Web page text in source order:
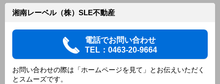
湘南レーベル（株）SLE不動産
電話でお問い合わせ
TEL：0463-20-9664
お問い合わせの際は「ホームページを見て」とお伝えいただく
とスムーズです。